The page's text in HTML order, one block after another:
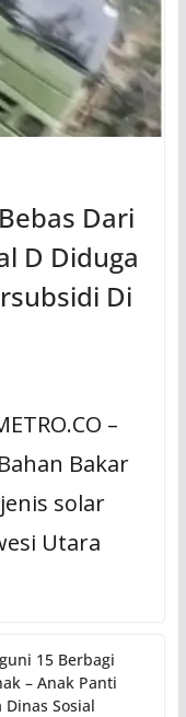
Dari
D Diduga
Di
–
Bakar
solar
Utara
15 Berbagi
– Anak Panti
Sosial